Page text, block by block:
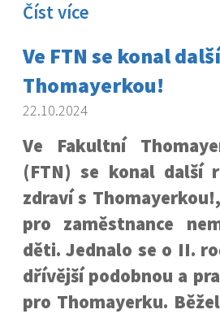
Číst více
Ve FTN se konal
Thomayerkou!
22.10.2024
Ve Fakultní
(FTN) se konal další
zdraví s
pro zaměstnance
děti. Jednalo se o II.
dřívější podobnou a
pro Thomayerku.